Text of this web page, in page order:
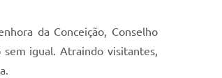
da Conceição, Conselho
igual. Atraindo visitantes,